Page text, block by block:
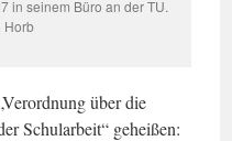
in seinem Büro an der TU.
Horb
über die
Schularbeit“ geheißen: